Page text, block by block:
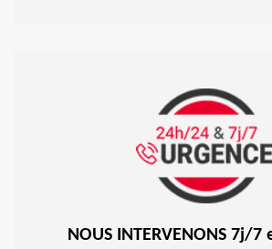
NOUS INTERVENONS 7j/